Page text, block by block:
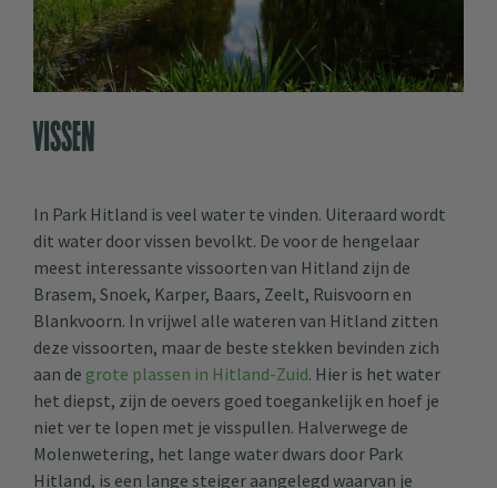
Vissen
In Park Hitland is veel water te vinden. Uiteraard wordt
dit water door vissen bevolkt. De voor de hengelaar
meest interessante vissoorten van Hitland zijn de
Brasem, Snoek, Karper, Baars, Zeelt, Ruisvoorn en
Blankvoorn. In vrijwel alle wateren van Hitland zitten
deze vissoorten, maar de beste stekken bevinden zich
aan de grote plassen in Hitland-Zuid. Hier is het water
het diepst, zijn de oevers goed toegankelijk en hoef je
niet ver te lopen met je visspullen. Halverwege de
Molenwetering, het lange water dwars door Park
Hitland, is een lange steiger aangelegd waarvan je